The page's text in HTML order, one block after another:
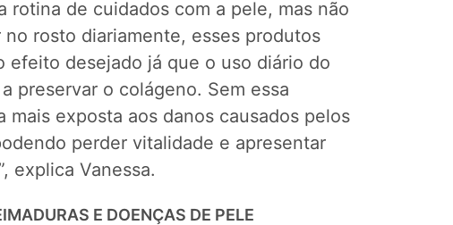
rotina de cuidados com a pele, mas não
rosto diariamente, esses produtos
efeito desejado já que o uso diário do
preservar o colágeno. Sem essa
mais exposta aos danos causados pelos
perder vitalidade e apresentar
explica Vanessa.
E DOENÇAS DE PELE